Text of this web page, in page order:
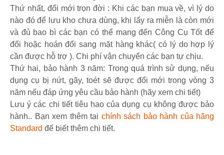
Thứ nhất, đổi mới trọn đời : Khi các bạn mua về, vì lý do
nào đó để lưu kho chưa dùng, khi lấy ra miễn là còn mới
và đủ bao bì các bạn có thể mang đến Công Cụ Tốt để
đổi hoặc hoán đổi sang mặt hàng khác( có lý do hợp lý
cần được hỗ trợ ). Chi phí vận chuyển các bạn tự chịu.
Thứ hai, bảo hành 3 năm: Trong quá trình sử dụng, nếu
dụng cụ bị nứt, gãy, toét sẽ được đổi mới trong vòng 3
năm nếu đáp ứng yêu cầu bảo hành (hãy xem chi tiết)
Lưu ý các chi tiết tiêu hao của dụng cụ không được bảo
hành.. Bạn xem thêm tại chính sách bảo hành của hãng
Standard để biết thêm chi tiết.